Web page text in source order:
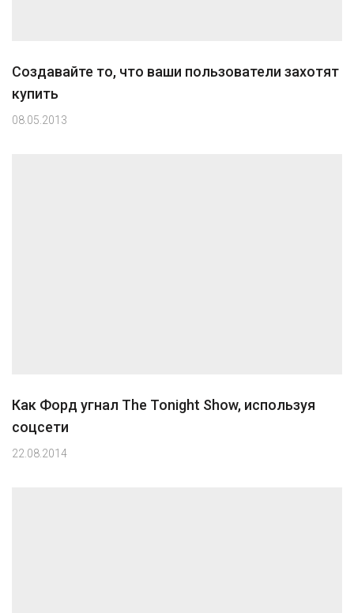
Создавайте то, что ваши пользователи захотят
купить
08.05.2013
Как Форд угнал The Tonight Show, используя
соцсети
22.08.2014